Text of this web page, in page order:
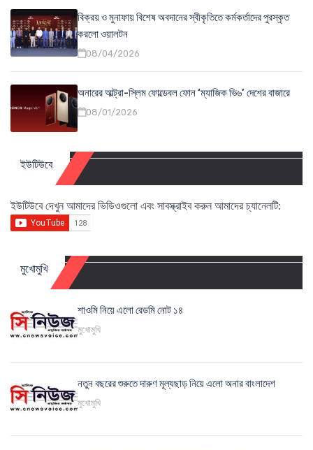
বিক্রয় ও মুনাফায় বিশেষ অবদানের স্বীকৃতিতে কর্মকর্তাদের পুরস্কৃত
করলো ওয়ালটন
08/04/2026
অনারের আল্ট্রা-স্লিম ফোল্ডেবল ফোন ‘ম্যাজিক ভি৬’ দেশের বাজারে
08/01/2026
ইউটিউবে
ইউটিউবে দেখুন আমাদের ভিডিওগুলো এবং সাবস্ক্রাইব করুন আমাদের চ্যানেলটি:
মুখোমুখি
শাওমি নিয়ে এলো রেডমি নোট ১৪
মুখোমুখি
নতুন বছরের শুরুতে দারুণ মূল্যছাড় নিয়ে এলো অনার বাংলাদেশ
মুখোমুখি